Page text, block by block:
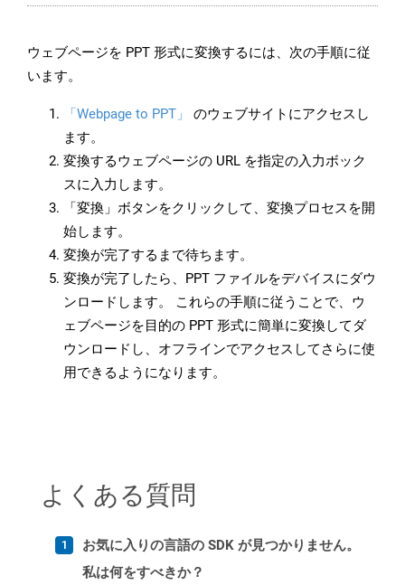
ウェブページを PPT 形式に変換するには、次の手順に従
います。
「Webpage to PPT」
のウェブサイトにアクセスし
ます。
変換するウェブページの URL を指定の入力ボック
スに入力します。
「変換」ボタンをクリックして、変換プロセスを開
始します。
変換が完了するまで待ちます。
変換が完了したら、PPT ファイルをデバイスにダウ
ンロードします。 これらの手順に従うことで、ウ
ェブページを目的の PPT 形式に簡単に変換してダ
ウンロードし、オフラインでアクセスしてさらに使
用できるようになります。
よくある質問
お気に入りの言語の SDK が見つかりません。
私は何をすべきか？